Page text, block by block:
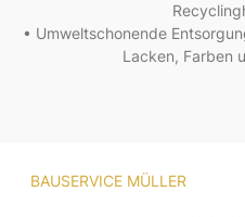
• Umweltschonende
Lacken, Farben
BAUSERVICE MÜLLER